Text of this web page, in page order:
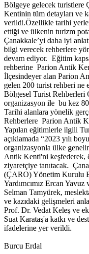
Bölgeye gelecek turistlere
Kentinin tüm detayları ve
verildi.Özellikle tarihi
ettiği ve ülkenin turizm
Çanakkale’yi daha iyi
bilgi verecek rehberlere
devam ediyor. Eğitim
rehberine Parion Antik
İlçesindeyer alan Parion
gelen 200 turist rehberi ne
Bölgesel Turist Rehberleri
organizasyon ile bu kez 80
Tarihi alanlara yönelik
Rehberlere Parion Antik
Yapılan eğitimlerle ilgili
açıklamada “2023 yılı
organizasyonla ülke
Antik Kenti'ni keşfederek,
ziyaretçiye tanıtacak.
(ÇARO) Yönetim Kurulu
Yardımcımız Ercan
Selman Tamyürek,
ve kazıdaki gelişmeleri
Prof. Dr. Vedat Keleş ve
Suat Karataş'a katkı ve
ifadelerine yer verildi.
Burcu Erdal